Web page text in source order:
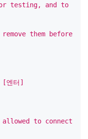
testing, and to
them before
[엔터]
to connect